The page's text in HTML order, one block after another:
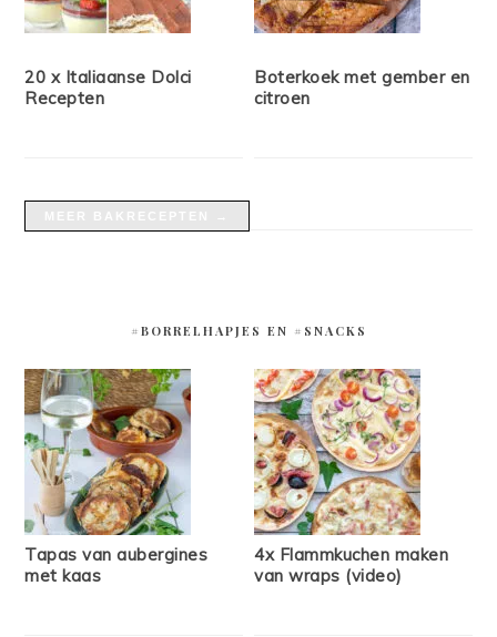
20 x Italiaanse Dolci
Recepten
Boterkoek met gember en
citroen
#BORRELHAPJES EN #SNACKS
Tapas van aubergines
met kaas
4x Flammkuchen maken
van wraps (video)